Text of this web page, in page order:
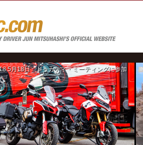
5月18日 ドゥカティ・ミーティングに参加